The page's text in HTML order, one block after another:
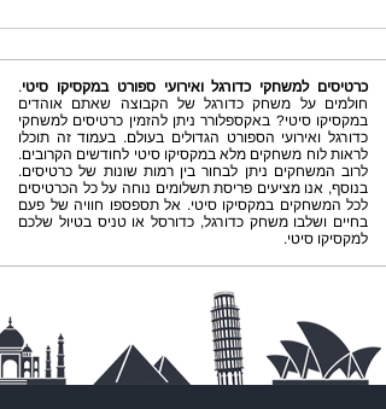
כרטיסים למשחקי כדורגל ואירועי ספורט במקסיקו סיטי.
חולמים על משחק כדורגל של הקבוצה שאתם אוהדים
במקסיקו סיטי? באקספלורר ניתן להזמין כרטיסים למשחקי
כדורגל ואירועי הספורט הגדולים בעולם. בעמוד זה תוכלו
לראות לוח משחקים מלא במקסיקו סיטי לחודשים הקרובים.
לרוב המשחקים ניתן לבחור בין רמות שונות של כרטיסים.
בנוסף, אנו מציעים פריסת תשלומים נוחה על כל הכרטיסים
לכל המשחקים במקסיקו סיטי. אל תספספו חוויה של פעם
בחיים ושלבו משחק כדורגל, כדורסל או טניס בטיול שלכם
למקסיקו סיטי.